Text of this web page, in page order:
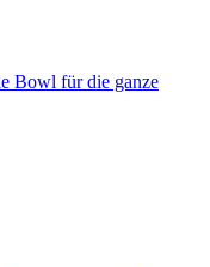
Bowl für die ganze